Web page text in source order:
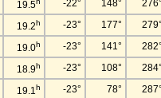
19.5 -22° 148°
19.2h -23° 177°
19.0h -23° 141°
18.9h -23° 108°
19.1h -23° 78°